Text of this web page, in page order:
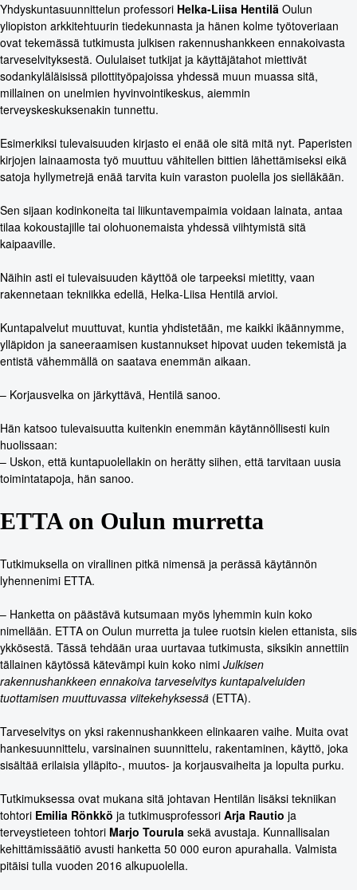
Yhdyskuntasuunnittelun professori Helka-Liisa Hentilä Oulun
yliopiston arkkitehtuurin tiedekunnasta ja hänen kolme työtoveriaan
ovat tekemässä tutkimusta julkisen rakennushankkeen ennakoivasta
tarveselvityksestä. Oululaiset tutkijat ja käyttäjätahot miettivät
sodankyläläisissä pilottityöpajoissa yhdessä muun muassa sitä,
millainen on unelmien hyvinvointikeskus, aiemmin
terveyskeskuksenakin tunnettu.
Esimerkiksi tulevaisuuden kirjasto ei enää ole sitä mitä nyt. Paperisten
kirjojen lainaamosta työ muuttuu vähitellen bittien lähettämiseksi eikä
satoja hyllymetrejä enää tarvita kuin varaston puolella jos sielläkään.
Sen sijaan kodinkoneita tai liikuntavempaimia voidaan lainata, antaa
tilaa kokoustajille tai olohuonemaista yhdessä viihtymistä sitä
kaipaaville.
Näihin asti ei tulevaisuuden käyttöä ole tarpeeksi mietitty, vaan
rakennetaan tekniikka edellä, Helka-Liisa Hentilä arvioi.
Kuntapalvelut muuttuvat, kuntia yhdistetään, me kaikki ikäännymme,
ylläpidon ja saneeraamisen kustannukset hipovat uuden tekemistä ja
entistä vähemmällä on saatava enemmän aikaan.
– Korjausvelka on järkyttävä, Hentilä sanoo.
Hän katsoo tulevaisuutta kuitenkin enemmän käytännöllisesti kuin
huolissaan:
– Uskon, että kuntapuolellakin on herätty siihen, että tarvitaan uusia
toimintatapoja, hän sanoo.
ETTA on Oulun murretta
Tutkimuksella on virallinen pitkä nimensä ja perässä käytännön
lyhennenimi ETTA.
– Hanketta on päästävä kutsumaan myös lyhemmin kuin koko
nimellään. ETTA on Oulun murretta ja tulee ruotsin kielen ettanista, siis
ykkösestä. Tässä tehdään uraa uurtavaa tutkimusta, siksikin annettiin
tällainen käytössä kätevämpi kuin koko nimi Julkisen
rakennushankkeen ennakoiva tarveselvitys kuntapalveluiden
tuottamisen muuttuvassa viitekehyksessä (ETTA).
Tarveselvitys on yksi rakennushankkeen elinkaaren vaihe. Muita ovat
hankesuunnittelu, varsinainen suunnittelu, rakentaminen, käyttö, joka
sisältää erilaisia ylläpito-, muutos- ja korjausvaiheita ja lopulta purku.
Tutkimuksessa ovat mukana sitä johtavan Hentilän lisäksi tekniikan
tohtori Emilia Rönkkö ja tutkimusprofessori Arja Rautio ja
terveystieteen tohtori Marjo Tourula sekä avustaja. Kunnallisalan
kehittämissäätiö avusti hanketta 50 000 euron apurahalla. Valmista
pitäisi tulla vuoden 2016 alkupuolella.